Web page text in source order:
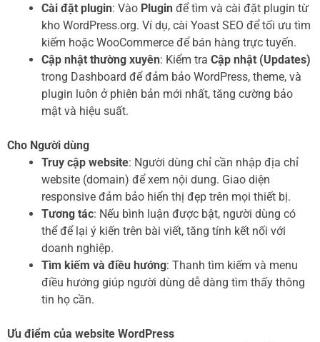
Cài đặt plugin: Vào Plugin để tìm và cài đặt plugin từ
kho WordPress.org. Ví dụ, cài Yoast SEO để tối ưu tìm
kiếm hoặc WooCommerce để bán hàng trực tuyến.
Cập nhật thường xuyên: Kiểm tra Cập nhật (Updates)
trong Dashboard để đảm bảo WordPress, theme, và
plugin luôn ở phiên bản mới nhất, tăng cường bảo
mật và hiệu suất.
Cho Người dùng
Truy cập website: Người dùng chỉ cần nhập địa chỉ
website (domain) để xem nội dung. Giao diện
responsive đảm bảo hiển thị đẹp trên mọi thiết bị.
Tương tác: Nếu bình luận được bật, người dùng có
thể để lại ý kiến trên bài viết, tăng tính kết nối với
doanh nghiệp.
Tìm kiếm và điều hướng: Thanh tìm kiếm và menu
điều hướng giúp người dùng dễ dàng tìm thấy thông
tin họ cần.
Ưu điểm của website WordPress